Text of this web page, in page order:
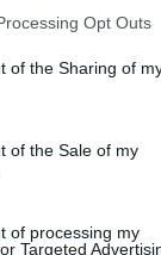
website/app uses
or usage
to Google and its
specified
Opt Outs
of the Sharing of
of the Sale of my
of processing my
Targeted
II Paks II.